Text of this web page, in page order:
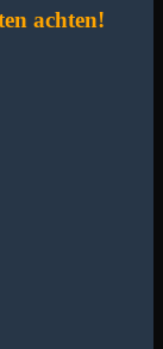
achten!